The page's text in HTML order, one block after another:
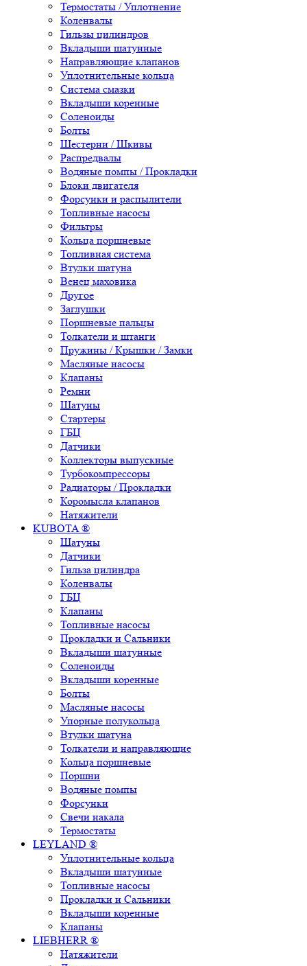
Термостаты / Уплотнение
Коленвалы
Гильзы цилиндров
Вкладыши шатунные
Направляющие клапанов
Уплотнительные кольца
Система смазки
Вкладыши коренные
Соленоиды
Болты
Шестерни / Шкивы
Распредвалы
Водяные помпы / Прокладки
Блоки двигателя
Форсунки и распылители
Топливные насосы
Фильтры
Кольца поршневые
Топливная система
Втулки шатуна
Венец маховика
Другое
Заглушки
Поршневые пальцы
Толкатели и штанги
Пружины / Крышки / Замки
Масляные насосы
Клапаны
Ремни
Шатуны
Стартеры
ГБЦ
Датчики
Коллекторы выпускные
Турбокомпрессоры
Радиаторы / Прокладки
Коромысла клапанов
Натяжители
KUBOTA ®
Шатуны
Датчики
Гильза цилиндра
Коленвалы
ГБЦ
Клапаны
Топливные насосы
Прокладки и Сальники
Вкладыши шатунные
Соленоиды
Вкладыши коренные
Болты
Масляные насосы
Упорные полукольца
Втулки шатуна
Толкатели и направляющие
Кольца поршневые
Поршни
Водяные помпы
Форсунки
Свечи накала
Термостаты
LEYLAND ®
Уплотнительные кольца
Вкладыши шатунные
Топливные насосы
Прокладки и Сальники
Вкладыши коренные
Клапаны
LIEBHERR ®
Натяжители